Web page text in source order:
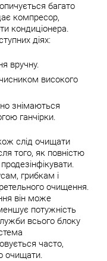
багато
компресор,
кондиціонера.
діях:
вручну.
високого
знімаються
ганчірки.
слід очищати
того, як повністю
грибкам і
очищення.
він може
потужність
всього блоку
часто,
очищати.